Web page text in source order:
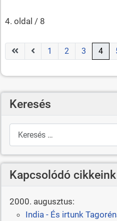
4. oldal / 8
1 2 3 4
Keresés
Keresés
Kapcsolódó cikkeink
2000. augusztus:
India - És irtunk